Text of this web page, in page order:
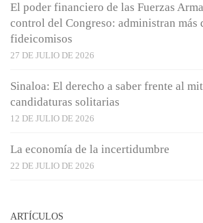
El poder financiero de las Fuerzas
control del Congreso: administran más
fideicomisos
27 DE JULIO DE 2026
Sinaloa: El derecho a saber frente al
candidaturas solitarias
12 DE JULIO DE 2026
La economía de la incertidumbre
22 DE JULIO DE 2026
ARTÍCULOS